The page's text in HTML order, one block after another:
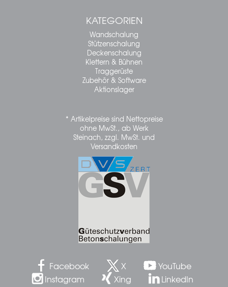
KATEGORIEN
Wandschalung
Stützenschalung
Deckenschalung
Klettern & Bühnen
Traggerüste
Zubehör & Software
Aktionslager
* Artikelpreise sind Nettopreise
ohne MwSt., ab Werk
Steinach, zzgl. MwSt. und
Versandkosten
Facebook X
YouTube
Instagram
Xing LinkedIn